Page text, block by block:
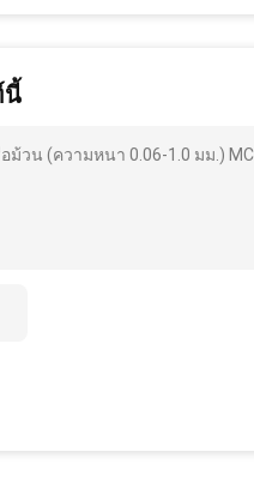
นี้
วน (ความหนา 0.06-1.0 มม.)